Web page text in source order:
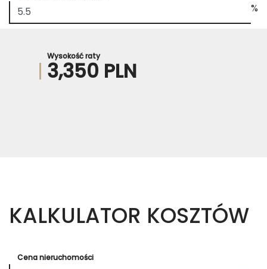
%
Wysokość raty
3,350 PLN
KALKULATOR KOSZTÓW
Cena nieruchomości